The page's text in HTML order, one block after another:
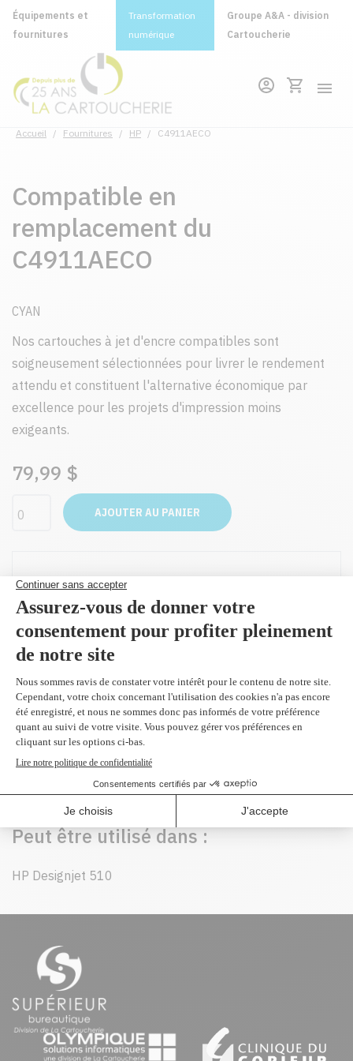
Équipements et
fournitures
Transformation
numérique
Groupe A&A - division
Cartoucherie
Accueil / Fournitures / HP / C4911AECO
Compatible en
remplacement du
C4911AECO
CYAN
Nos cartouches à jet d'encre compatibles sont
soigneusement sélectionnées pour livrer le rendement
attendu et constituent l'alternative économique par
excellence pour les projets d'impression moins
exigeants.
79,99 $
AJOUTER AU PANIER
Peut être utilisé dans :
HP Designjet 510